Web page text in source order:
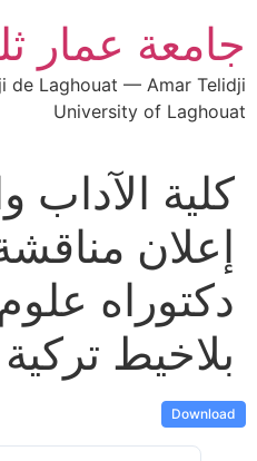
جامعة عمار
de Laghouat — Amar Telidji
University of Laghouat
كلية الآداب
إعلان
دكتوراه
بلاخيط تركية
Download